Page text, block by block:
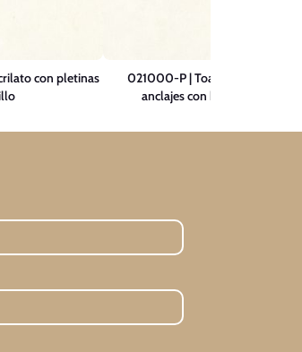
con pletinas
021000-P | Toallero repisa 50
anclajes con barra – Inox